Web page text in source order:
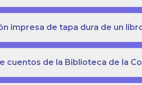
impresa de tapa dura de un
cuentos de la Biblioteca de la